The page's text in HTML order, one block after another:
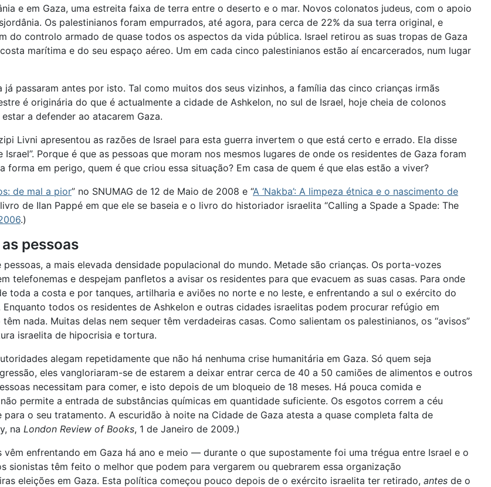
e em Gaza, uma estreita faixa de terra entre o deserto e o mar. Novos colonatos judeus, com o apoio
Os palestinianos foram empurrados, até agora, para cerca de 22% da sua terra original, e
do controlo armado de quase todos os aspectos da vida pública. Israel retirou as suas tropas de Gaza
marítima e do seu espaço aéreo. Um em cada cinco palestinianos estão aí encarcerados, num lugar
passaram antes por isto. Tal como muitos dos seus vizinhos, a família das cinco crianças irmãs
é originária do que é actualmente a cidade de Ashkelon, no sul de Israel, hoje cheia de colonos
a defender ao atacarem Gaza.
Livni apresentou as razões de Israel para esta guerra invertem o que está certo e errado. Ela disse
Porque é que as pessoas que moram nos mesmos lugares de onde os residentes de Gaza foram
em perigo, quem é que criou essa situação? Em casa de quem é que elas estão a viver?
de mal a pior” no SNUMAG de 12 de Maio de 2008 e “A ‘Nakba’: A limpeza étnica e o nascimento de
de Ilan Pappé em que ele se baseia e o livro do historiador israelita “Calling a Spade a Spade: The
.)
pessoas
a mais elevada densidade populacional do mundo. Metade são crianças. Os porta-vozes
telefonemas e despejam panfletos a avisar os residentes para que evacuem as suas casas. Para onde
toda a costa e por tanques, artilharia e aviões no norte e no leste, e enfrentando a sul o exército do
todos os residentes de Ashkelon e outras cidades israelitas podem procurar refúgio em
nada. Muitas delas nem sequer têm verdadeiras casas. Como salientam os palestinianos, os “avisos”
israelita de hipocrisia e tortura.
alegam repetidamente que não há nenhuma crise humanitária em Gaza. Só quem seja
eles vangloriaram-se de estarem a deixar entrar cerca de 40 a 50 camiões de alimentos e outros
necessitam para comer, e isto depois de um bloqueio de 18 meses. Há pouca comida e
permite a entrada de substâncias químicas em quantidade suficiente. Os esgotos correm a céu
o seu tratamento. A escuridão à noite na Cidade de Gaza atesta a quase completa falta de
na London Review of Books, 1 de Janeiro de 2009.)
enfrentando em Gaza há ano e meio — durante o que supostamente foi uma trégua entre Israel e o
sionistas têm feito o melhor que podem para vergarem ou quebrarem essa organização
eleições em Gaza. Esta política começou pouco depois de o exército israelita ter retirado, antes de o